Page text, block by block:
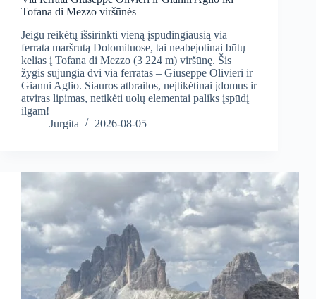
Tofana di Mezzo viršūnės
Jeigu reikėtų išsirinkti vieną įspūdingiausią via
ferrata maršrutą Dolomituose, tai neabejotinai būtų
kelias į Tofana di Mezzo (3 224 m) viršūnę. Šis
žygis sujungia dvi via ferratas – Giuseppe Olivieri ir
Gianni Aglio. Siauros atbrailos, neįtikėtinai įdomus ir
atviras lipimas, netikėti uolų elementai paliks įspūdį
ilgam!
Jurgita
2026-08-05